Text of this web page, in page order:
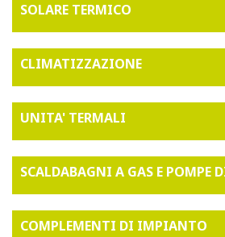
SOLARE TERMICO
CLIMATIZZAZIONE
UNITA' TERMALI
SCALDABAGNI A GAS E POMPE
COMPLEMENTI DI IMPIANTO